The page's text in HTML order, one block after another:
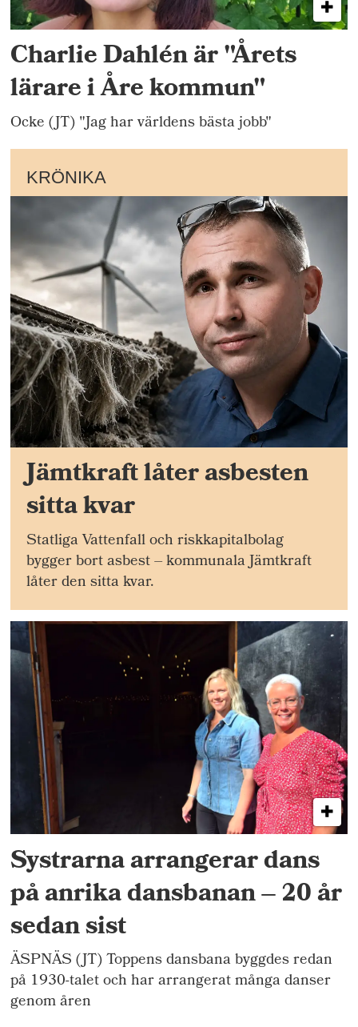
Charlie Dahlén är "Årets
lärare i Åre kommun"
Ocke (JT) "Jag har världens bästa jobb"
KRÖNIKA
Jämtkraft låter asbesten
sitta kvar
Statliga Vattenfall och riskkapitalbolag
bygger bort asbest – kommunala Jämtkraft
låter den sitta kvar.
Systrarna arrangerar dans
på anrika dansbanan – 20 år
sedan sist
ÄSPNÄS (JT) Toppens dansbana byggdes redan
på 1930-talet och har arrangerat många danser
genom åren